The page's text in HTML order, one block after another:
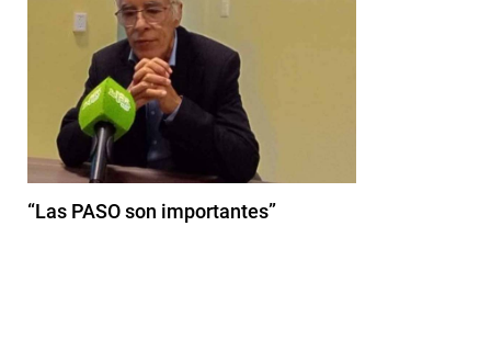
“Las PASO son importantes”